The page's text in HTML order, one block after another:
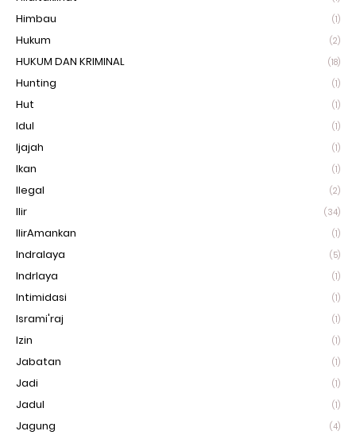
Himbau (1)
Hukum (2)
HUKUM DAN KRIMINAL (18)
Hunting (1)
Hut (1)
Idul (1)
Ijajah (1)
Ikan (1)
Ilegal (2)
Ilir (34)
IlirAmankan (1)
Indralaya (5)
Indrlaya (1)
Intimidasi (1)
Isrami'raj (1)
Izin (1)
Jabatan (1)
Jadi (1)
Jadul (1)
Jagung (4)